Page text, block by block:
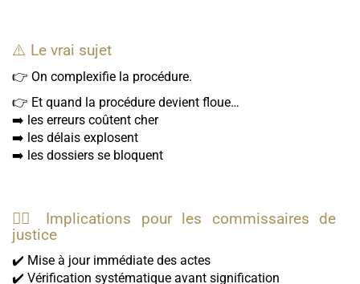
⚠️ Le vrai sujet
👉 On complexifie la procédure.
👉 Et quand la procédure devient floue…
➡️ les erreurs coûtent cher
➡️ les délais explosent
➡️ les dossiers se bloquent
🧑‍⚖️ Implications pour les commissaires de
justice
✔️ Mise à jour immédiate des actes
✔️ Vérification systématique avant signification